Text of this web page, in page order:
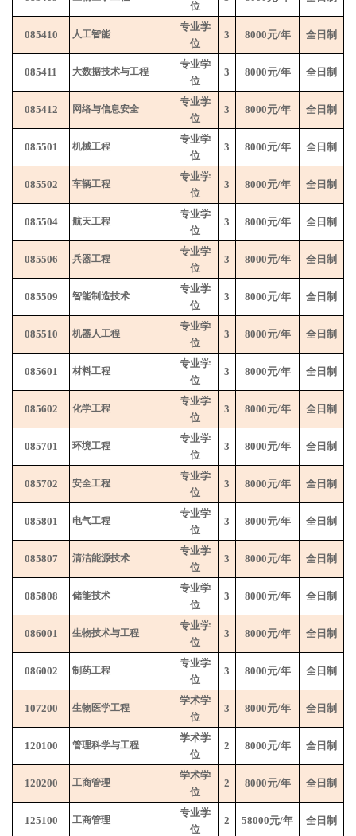
位
085410 人工智能
专业学
位
3 8000元/年 全日制
085411 大数据技术与工程
专业学
位
3 8000元/年 全日制
085412 网络与信息安全
专业学
位
3 8000元/年 全日制
085501 机械工程
专业学
位
3 8000元/年 全日制
085502 车辆工程
专业学
位
3 8000元/年 全日制
085504 航天工程
专业学
位
3 8000元/年 全日制
085506 兵器工程
专业学
位
3 8000元/年 全日制
085509 智能制造技术
专业学
位
3 8000元/年 全日制
085510 机器人工程
专业学
位
3 8000元/年 全日制
085601 材料工程
专业学
位
3 8000元/年 全日制
085602 化学工程
专业学
位
3 8000元/年 全日制
085701 环境工程
专业学
位
3 8000元/年 全日制
085702 安全工程
专业学
位
3 8000元/年 全日制
085801 电气工程
专业学
位
3 8000元/年 全日制
085807 清洁能源技术
专业学
位
3 8000元/年 全日制
085808 储能技术
专业学
位
3 8000元/年 全日制
086001 生物技术与工程
专业学
位
3 8000元/年 全日制
086002 制药工程
专业学
位
3 8000元/年 全日制
107200 生物医学工程
学术学
位
3 8000元/年 全日制
120100 管理科学与工程
学术学
位
2 8000元/年 全日制
120200 工商管理
学术学
位
2 8000元/年 全日制
125100 工商管理
专业学
位
2 58000元/年 全日制